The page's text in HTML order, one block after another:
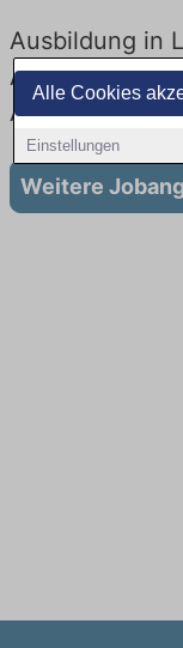
Alle Cookies
Einstellungen
Ausbildung in
Aktuell gibt es
Ausbildung in
Weitere